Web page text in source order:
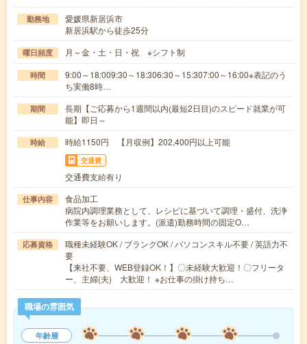
勤務地
愛媛県新居浜市
新居浜駅から徒歩25分
曜日頻度 月～金・土・日・祝 ※シフト制
時間
9:00～18:009:30～18:306:30～15:307:00～16:00※表記のう
ち実働8時…
期間
長期【ご応募から1週間以内(最短2日目)のスピード就業が可
能】即日～
時給 時給1150円 【月収例】202,400円以上可能
交通費
交通費支給有り
仕事内容
食品加工
病院内調理業務として、レシピに基づいて調理・盛付、洗浄
作業等をお願いします。(派遣)勤務時間の固定O…
応募資格
職種未経験OK / ブランクOK / パソコンスキル不要 / 英語力不
要
【来社不要、WEB登録OK！】〇未経験大歓迎！〇フリータ
ー、主婦(夫) 大歓迎！ ※お仕事の掛け持ち…
職場の雰囲気
年齢層